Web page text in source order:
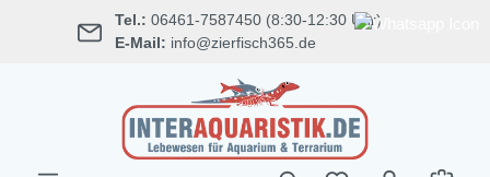
springen Tel.: 06461-7587450 (8:30-12:30 Uhr)
E-Mail: info@zierfisch365.de